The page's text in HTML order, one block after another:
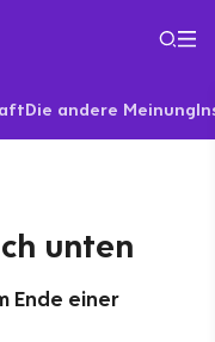
Die andere Meinung
unten
Ende einer